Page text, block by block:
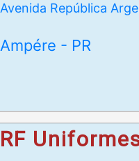
Avenida República
Ampére - PR
RF